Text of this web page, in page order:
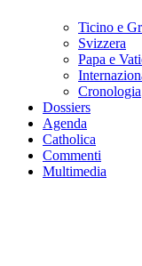
Ticino e
Svizzera
Papa e
Cronologia
Dossiers
Agenda
Catholica
Commenti
Multimedia